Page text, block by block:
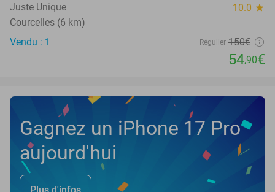
Juste Unique 10.0 star
Courcelles (6 km)
Vendu : 1
Régulier 150€
54,90€
Gagnez un iPhone 17 Pro
aujourd'hui